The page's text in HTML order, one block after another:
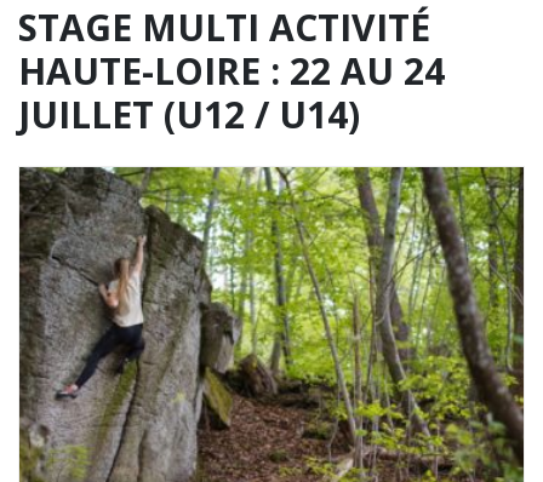
STAGE MULTI ACTIVITÉ
HAUTE-LOIRE : 22 AU 24
JUILLET (U12 / U14)